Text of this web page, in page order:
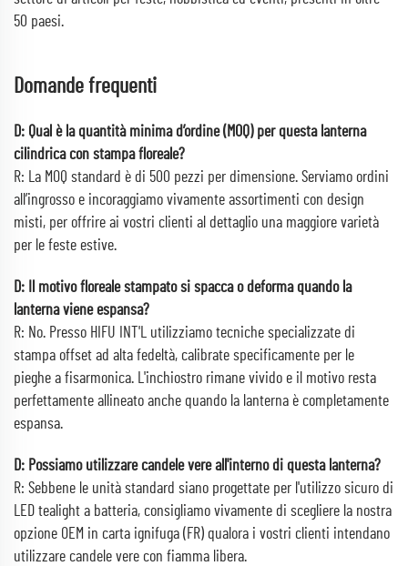
50 paesi.
Domande frequenti
D: Qual è la quantità minima d’ordine (MOQ) per questa lanterna
cilindrica con stampa floreale?
R: La MOQ standard è di 500 pezzi per dimensione. Serviamo ordini
all’ingrosso e incoraggiamo vivamente assortimenti con design
misti, per offrire ai vostri clienti al dettaglio una maggiore varietà
per le feste estive.
D: Il motivo floreale stampato si spacca o deforma quando la
lanterna viene espansa?
R: No. Presso HIFU INT'L utilizziamo tecniche specializzate di
stampa offset ad alta fedeltà, calibrate specificamente per le
pieghe a fisarmonica. L'inchiostro rimane vivido e il motivo resta
perfettamente allineato anche quando la lanterna è completamente
espansa.
D: Possiamo utilizzare candele vere all'interno di questa lanterna?
R: Sebbene le unità standard siano progettate per l'utilizzo sicuro di
LED tealight a batteria, consigliamo vivamente di scegliere la nostra
opzione OEM in carta ignifuga (FR) qualora i vostri clienti intendano
utilizzare candele vere con fiamma libera.